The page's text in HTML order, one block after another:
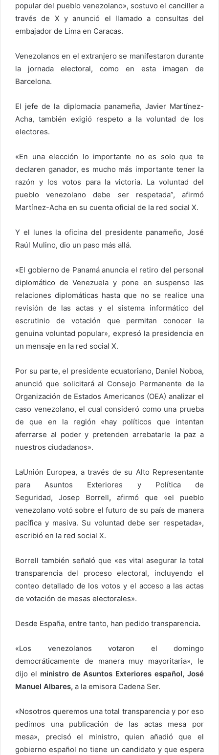
popular del pueblo venezolano», sostuvo el canciller a
través de X y anunció el llamado a consultas del
embajador de Lima en Caracas.
Venezolanos en el extranjero se manifestaron durante
la jornada electoral, como en esta imagen de
Barcelona.
El jefe de la diplomacia panameña, Javier Martínez-
Acha, también exigió respeto a la voluntad de los
electores.
«En una elección lo importante no es solo que te
declaren ganador, es mucho más importante tener la
razón y los votos para la victoria. La voluntad del
pueblo venezolano debe ser respetada”, afirmó
Martínez-Acha en su cuenta oficial de la red social X.
Y el lunes la oficina del presidente panameño, José
Raúl Mulino, dio un paso más allá.
«El gobierno de Panamá anuncia el retiro del personal
diplomático de Venezuela y pone en suspenso las
relaciones diplomáticas hasta que no se realice una
revisión de las actas y el sistema informático del
escrutinio de votación que permitan conocer la
genuina voluntad popular», expresó la presidencia en
un mensaje en la red social X.
Por su parte, el presidente ecuatoriano, Daniel Noboa,
anunció que solicitará al Consejo Permanente de la
Organización de Estados Americanos (OEA) analizar el
caso venezolano, el cual consideró como una prueba
de que en la región «hay políticos que intentan
aferrarse al poder y pretenden arrebatarle la paz a
nuestros ciudadanos».
LaUnión Europea, a través de su Alto Representante
para Asuntos Exteriores y Política de
Seguridad, Josep Borrell, afirmó que «el pueblo
venezolano votó sobre el futuro de su país de manera
pacífica y masiva. Su voluntad debe ser respetada»,
escribió en la red social X.
Borrell también señaló que «es vital asegurar la total
transparencia del proceso electoral, incluyendo el
conteo detallado de los votos y el acceso a las actas
de votación de mesas electorales».
Desde España, entre tanto, han pedido transparencia.
«Los venezolanos votaron el domingo
democráticamente de manera muy mayoritaria», le
dijo el ministro de Asuntos Exteriores español, José
Manuel Albares, a la emisora Cadena Ser.
«Nosotros queremos una total transparencia y por eso
pedimos una publicación de las actas mesa por
mesa», precisó el ministro, quien añadió que el
gobierno español no tiene un candidato y que espera